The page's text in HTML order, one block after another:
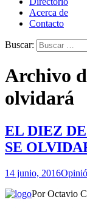
Acerca de
Contacto
Buscar:
Archivo
olvidará
EL DIEZ
SE
14 junio, 2016
Por Octavio